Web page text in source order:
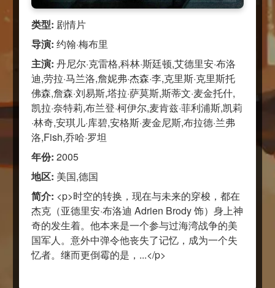
类型: 剧情片
导演: 约翰·梅布里
主演: 丹尼尔·克雷格,科林·斯廷顿,艾德里安·布洛
迪,劳拉·马兰洛,詹妮弗·杰森·李,克里斯·克里斯托
佛森,詹森·刘易斯,塔拉·萨莫斯,斯蒂文·麦金托什,
凯拉·奈特莉,布兰登·柯伊尔,麦肯兹·菲利浦斯,凯莉
·林奇,安琪儿·库碧,安格斯·麦金尼斯,布拉德·兰弗
洛,Fish,乔哈·罗坦
年份: 2005
地区: 美国,德国
简介: <p>时空的转换，现在与未来的穿梭，都在
杰克（亚德里安·布洛迪 Adrien Brody 饰）身上神
奇的发生着。他本来是一个参与过海湾战争的美
国军人。意外中弹令他丧失了记忆，成为一个失
忆者。继而更倒霉的是，...</p>